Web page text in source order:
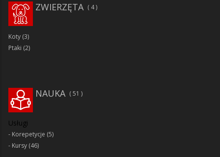
ZWIERZĘTA 4
Koty (3)
Ptaki (2)
51
NAUKA
Usługi
Korepetycje (5)
Kursy (46)